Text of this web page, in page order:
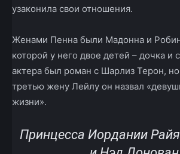
узаконила свои отношения.
Женами Пенна были Мадонна и
которой у него двое детей – дочка и
актера был роман с Шарлиз Терон,
третью жену Лейлу он назвал
жизни».
Принцесса Иордании